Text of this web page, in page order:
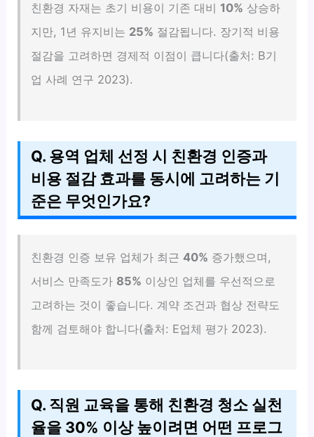
친환경 자재는 초기 비용이 기존 대비 10% 상승하
지만, 1년 유지비는 25% 절감됩니다. 장기적 비용
절감을 고려하면 경제적 이점이 큽니다(출처: B기
업 사례 연구 2023).
Q. 용역 업체 선정 시 친환경 인증과
비용 절감 효과를 동시에 고려하는 기
준은 무엇인가요?
친환경 인증 보유 업체가 최근40% 증가했으며,
서비스 만족도가 85% 이상인 업체를 우선적으로
고려하는 것이 좋습니다. 계약 조건과 협상 전략도
함께 검토해야 합니다(출처: E업체 평가 2023).
Q. 직원 교육을 통해 친환경 청소 실천
율을 30% 이상 높이려면 어떤 프로그